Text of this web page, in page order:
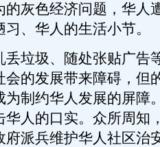
的灰色经济问题，华人
、华人的生活小节。
垃圾、随处张贴广告
会的发展带来障碍，但
为制约华人发展的屏障
华人的口实。众所周知
府派兵维护华人社区治